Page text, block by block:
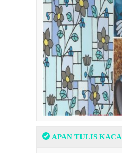
APAN TULIS KACA